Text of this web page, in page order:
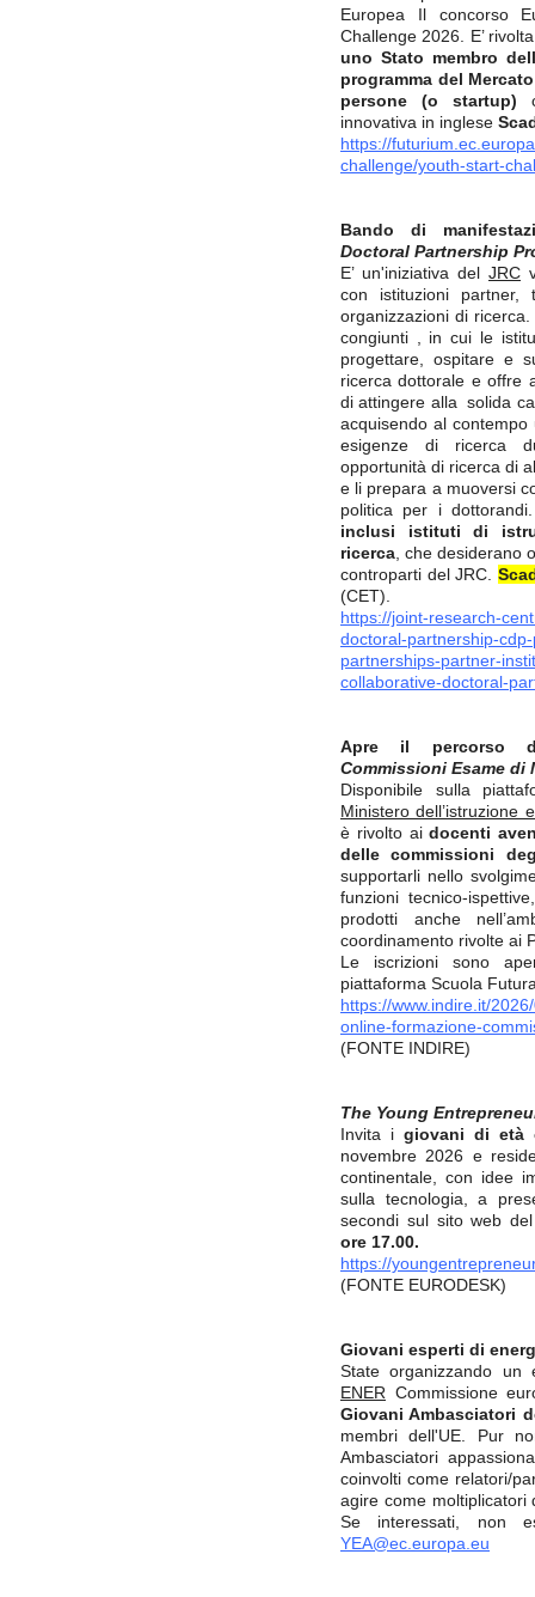
Europea Il concorso
Challenge 2026. E’
uno Stato membro
programma del
persone (o startup)
innovativa in inglese
https://
challenge/youth-start-
Bando di
Doctoral Partnership
E’ un'iniziativa del JRC
con istituzioni
organizzazioni di
congiunti , in cui le
progettare, ospitare e
ricerca dottorale e offre
di attingere alla solida
acquisendo al
esigenze di ricerca
opportunità di ricerca di
e li prepara a muoversi
politica per i
inclusi istituti di
ricerca , che desiderano
controparti del JRC.
(CET).
https://joint-research-
doctoral-partnership-
partnerships-partner-
collaborative-doctoral-
Apre il percorso
Commissioni Esame di
Disponibile sulla
Ministero dell’istruzione
è rivolto aidocenti
delle commissioni
supportarli nello
funzioni tecnico-
prodotti anche
coordinamento rivolte ai
Le iscrizioni sono
piattaforma Scuola
https://www.indire.it/
online-formazione-
(FONTE INDIRE)
The Young
Invita i giovani di età
novembre 2026 e
continentale, con idee
sulla tecnologia, a
secondi sul sito web
ore 17.00.
https://
(FONTE EURODESK)
Giovani esperti di
State organizzando
ENER Commissione
Giovani Ambasciatori
membri dell'UE. Pur
Ambasciatori
coinvolti come relatori/
agire come moltiplicatori
Se interessati, non
YEA@ec.europa.eu